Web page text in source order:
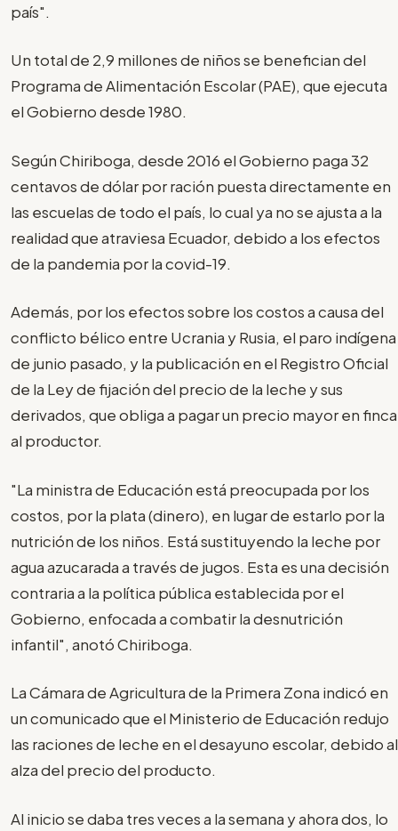
país".
Un total de 2,9 millones de niños se benefician del
Programa de Alimentación Escolar (PAE), que ejecuta
el Gobierno desde 1980.
Según Chiriboga, desde 2016 el Gobierno paga 32
centavos de dólar por ración puesta directamente en
las escuelas de todo el país, lo cual ya no se ajusta a la
realidad que atraviesa Ecuador, debido a los efectos
de la pandemia por la covid-19.
Además, por los efectos sobre los costos a causa del
conflicto bélico entre Ucrania y Rusia, el paro indígena
de junio pasado, y la publicación en el Registro Oficial
de la Ley de fijación del precio de la leche y sus
derivados, que obliga a pagar un precio mayor en finca
al productor.
"La ministra de Educación está preocupada por los
costos, por la plata (dinero), en lugar de estarlo por la
nutrición de los niños. Está sustituyendo la leche por
agua azucarada a través de jugos. Esta es una decisión
contraria a la política pública establecida por el
Gobierno, enfocada a combatir la desnutrición
infantil", anotó Chiriboga.
La Cámara de Agricultura de la Primera Zona indicó en
un comunicado que el Ministerio de Educación redujo
las raciones de leche en el desayuno escolar, debido al
alza del precio del producto.
Al inicio se daba tres veces a la semana y ahora dos, lo